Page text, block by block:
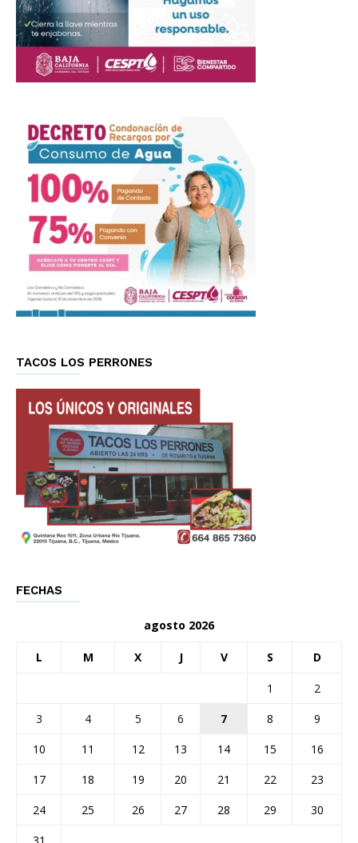
TACOS LOS PERRONES
FECHAS
agosto 2026
L M X J V S D
1
2
3
4 5 6 7 8
9
10
11 12 13 14 15
16
17
18 19 20 21 22
23
24
25 26 27 28 29
30